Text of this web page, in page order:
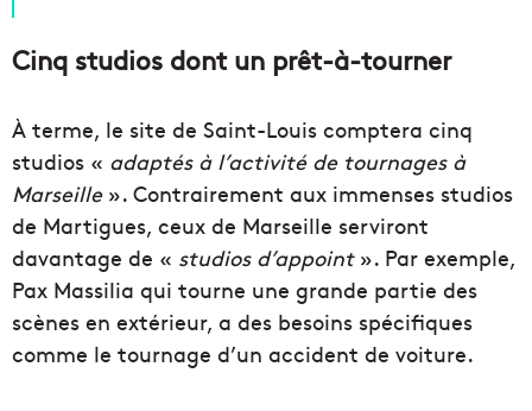
Cinq studios dont un prêt-à-tourner
À terme, le site de Saint-Louis comptera cinq
studios « adaptés à l’activité de tournages à
Marseille ». Contrairement aux immenses studios
de Martigues, ceux de Marseille serviront
davantage de « studios d’appoint». Par exemple,
Pax Massilia qui tourne une grande partie des
scènes en extérieur, a des besoins spécifiques
comme le tournage d’un accident de voiture.